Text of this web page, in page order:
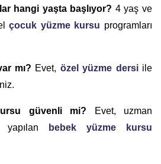
hangi yaşta başlıyor? 4 yaş ve
çocuk yüzme kursu programları
mı? Evet, özel yüzme dersiile
güvenli mi? Evet, uzman
yapılan
bebek yüzme kursu